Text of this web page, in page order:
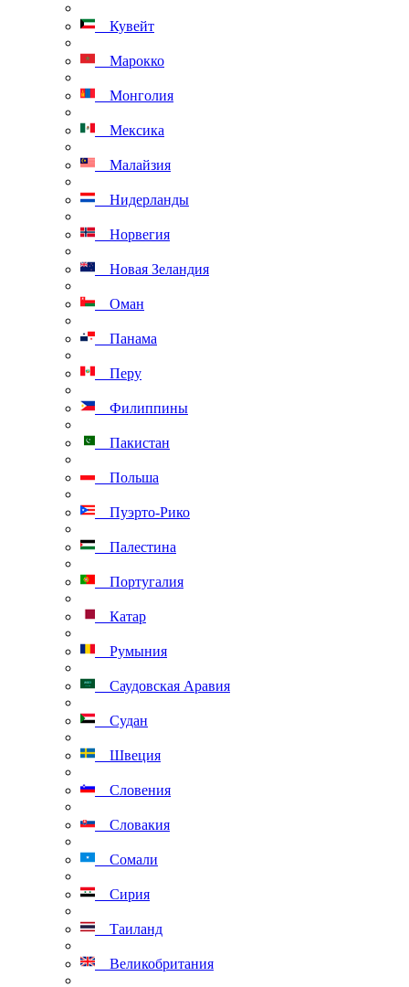
Кувейт
Марокко
Монголия
Мексика
Малайзия
Нидерланды
Норвегия
Новая Зеландия
Оман
Панама
Перу
Филиппины
Пакистан
Польша
Пуэрто-Рико
Палестина
Португалия
Катар
Румыния
Саудовская Аравия
Судан
Швеция
Словения
Словакия
Сомали
Сирия
Таиланд
Великобритания